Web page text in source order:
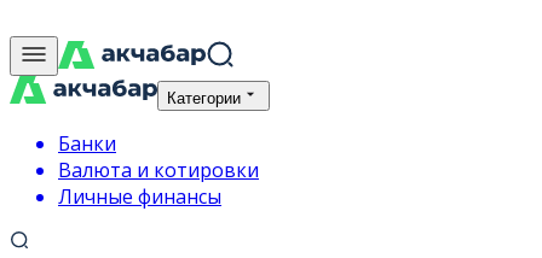
Категории
Банки
Валюта и котировки
Личные финансы